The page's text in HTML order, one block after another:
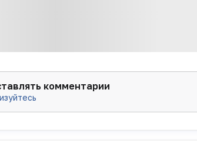
комментарии